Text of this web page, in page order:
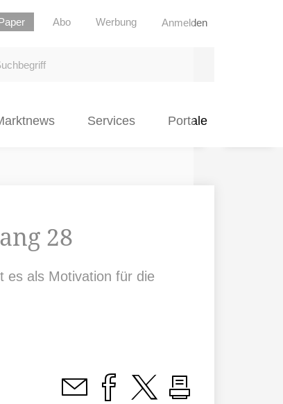
Abo Werbung Anmelden
Services Portale
28
es als Motivation für die